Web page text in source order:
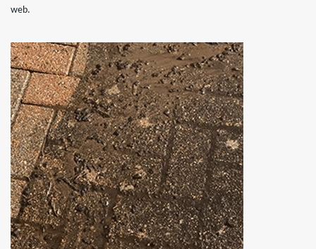
web.